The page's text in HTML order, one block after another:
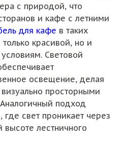
с природой, что
и кафе с летними
для кафе в таких
красивой, но и
Световой
освещение, делая
просторными
подход
свет проникает через
лестничного